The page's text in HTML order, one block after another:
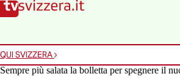
Vai alla homepage
Vai alla navigazione
Vai al contenuto
Vai alla ricerca
QUI SVIZZERA
Sempre più salata la bolletta per spegnere il